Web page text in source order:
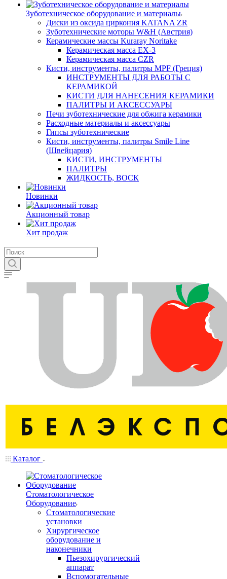
Зуботехническое оборудование и материалы
Диски из оксида циркония KATANA ZR
Зуботехнические моторы W&H (Австрия)
Керамические массы Kuraray Noritake
Керамическая масса EX-3
Керамическая масса CZR
Кисти, инструменты, палитры MPF (Греция)
ИНСТРУМЕНТЫ ДЛЯ РАБОТЫ С
КЕРАМИКОЙ
КИСТИ ДЛЯ НАНЕСЕНИЯ КЕРАМИКИ
ПАЛИТРЫ И АКСЕССУАРЫ
Печи зуботехнические для обжига керамики
Расходные материалы и аксессуары
Гипсы зуботехнические
Кисти, инструменты, палитры Smile Line
(Швейцария)
КИСТИ, ИНСТРУМЕНТЫ
ПАЛИТРЫ
ЖИДКОСТЬ, ВОСК
Новинки
Акционный товар
Хит продаж
Каталог
Стоматологическое
Оборудование
Стоматологические
установки
Хирургическое
оборудование и
наконечники
Пьезохирургический
аппарат
Вспомогательные